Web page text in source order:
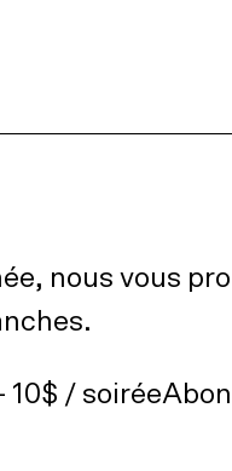
nous vous
10$ /